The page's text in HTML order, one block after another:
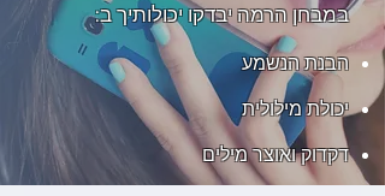
במבחן הרמה יבדקו יכולותיך ב:
הבנת הנשמע
יכולת מילולית
דקדוק ואוצר מילים